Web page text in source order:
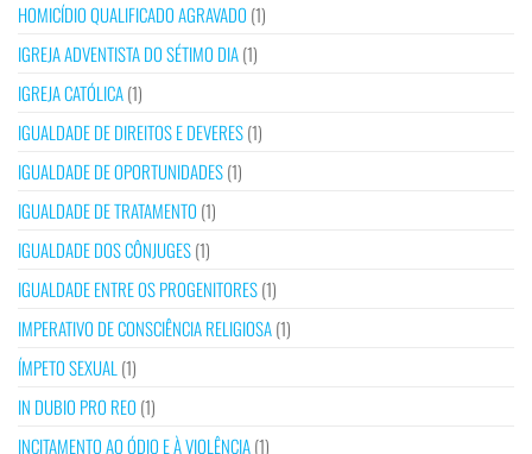
HOMICÍDIO QUALIFICADO AGRAVADO (1)
IGREJA ADVENTISTA DO SÉTIMO DIA(1)
IGREJA CATÓLICA(1)
IGUALDADE DE DIREITOS E DEVERES(1)
IGUALDADE DE OPORTUNIDADES(1)
IGUALDADE DE TRATAMENTO (1)
IGUALDADE DOS CÔNJUGES(1)
IGUALDADE ENTRE OS PROGENITORES(1)
IMPERATIVO DE CONSCIÊNCIA RELIGIOSA(1)
ÍMPETO SEXUAL (1)
IN DUBIO PRO REO (1)
INCITAMENTO AO ÓDIO E À VIOLÊNCIA(1)